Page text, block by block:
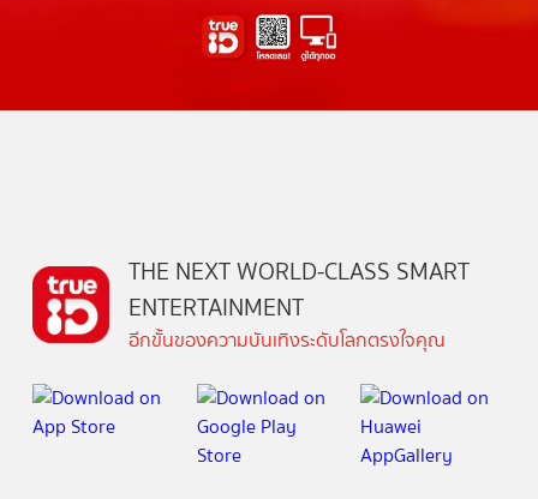
THE NEXT WORLD-CLASS SMART
ENTERTAINMENT
อีกขั้นของความบันเทิงระดับโลกตรงใจคุณ